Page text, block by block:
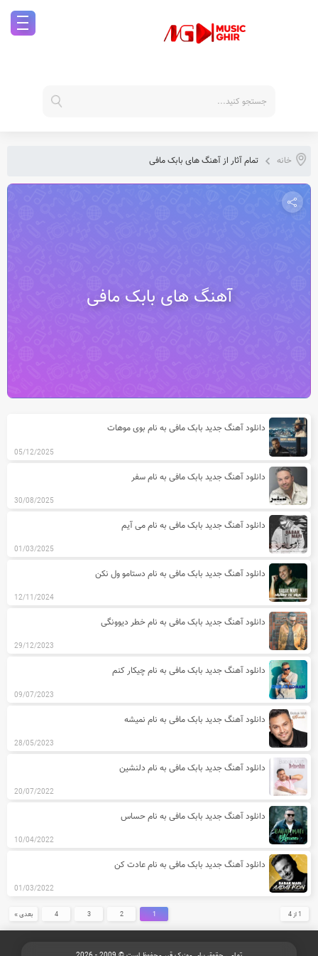
خانه تمام آثار از آهنگ های بابک مافی
آهنگ های بابک مافی
آخرین مطالب دسته بندی آهنگ های
دانلود آهنگ جدید بابک مافی به نام بوی موهات
05/12/2025
دانلود آهنگ جدید بابک مافی به نام سفر
30/08/2025
دانلود آهنگ جدید بابک مافی به نام می آیم
01/03/2025
دانلود آهنگ جدید بابک مافی به نام دستامو ول نکن
12/11/2024
دانلود آهنگ جدید بابک مافی به نام خطر دیوونگی
29/12/2023
دانلود آهنگ جدید بابک مافی به نام چیکار کنم
09/07/2023
دانلود آهنگ جدید بابک مافی به نام نمیشه
28/05/2023
دانلود آهنگ جدید بابک مافی به نام دلنشین
20/07/2022
دانلود آهنگ جدید بابک مافی به نام حساس
10/04/2022
دانلود آهنگ جدید بابک مافی به نام عادت کن
01/03/2022
1 از 4 1
2
3
4 بعدی »